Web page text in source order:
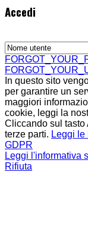
Accedi
In questo sito
per garantire un
maggiori
cookie, leggi la
Cliccando sul tasto
terze parti. Leggi
GDPR
Leggi l'informativa
Rifiuta